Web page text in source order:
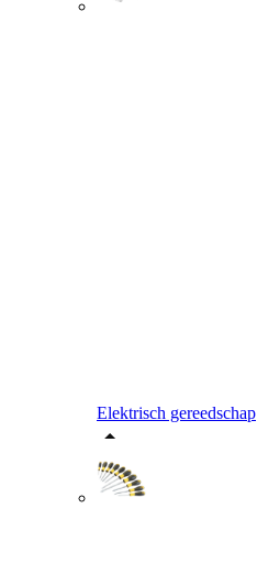
Elektrisch gereedschap